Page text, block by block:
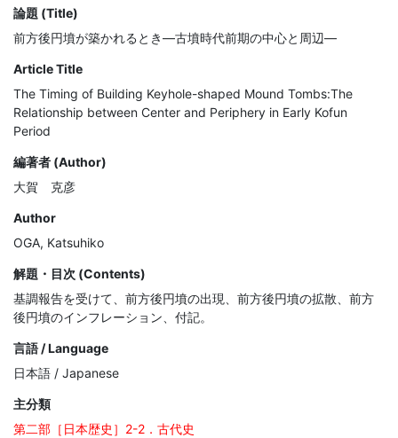
論題 (Title)
前方後円墳が築かれるとき—古墳時代前期の中心と周辺—
Article Title
The Timing of Building Keyhole-shaped Mound Tombs:The
Relationship between Center and Periphery in Early Kofun
Period
編著者 (Author)
大賀 克彦
Author
OGA, Katsuhiko
解題・目次 (Contents)
基調報告を受けて、前方後円墳の出現、前方後円墳の拡散、前方
後円墳のインフレーション、付記。
言語 / Language
日本語 / Japanese
主分類
第二部［日本歴史］2-2．古代史